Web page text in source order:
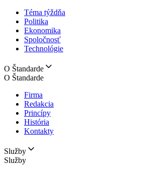
Téma týždňa
Politika
Ekonomika
Spoločnosť
Technológie
O Štandarde
O Štandarde
Firma
Redakcia
Princípy
História
Kontakty
Služby
Služby